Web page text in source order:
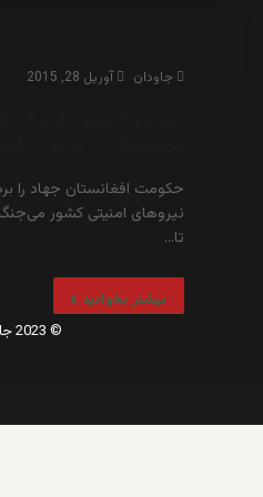
جاودان آوریل 28, 2015
حکومت افغانستان جهاد را
نیروهای امنیتی کشور
تا…
بیشتر بخوانید »
© 2023 جاودان.